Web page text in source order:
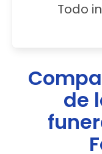
Todo
de